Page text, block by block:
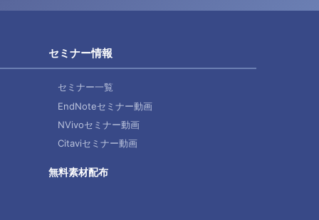
セミナー情報
セミナー一覧
EndNoteセミナー動画
NVivoセミナー動画
Citaviセミナー動画
無料素材配布